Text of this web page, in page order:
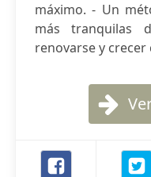
máximo. - Un
más tranquilas
renovarse y crecer